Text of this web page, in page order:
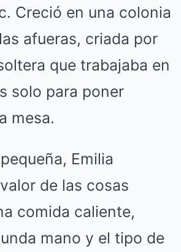
Creció en una colonia
afueras, criada por
que trabajaba en
solo para poner
mesa.
Emilia
de las cosas
comida caliente,
mano y el tipo de